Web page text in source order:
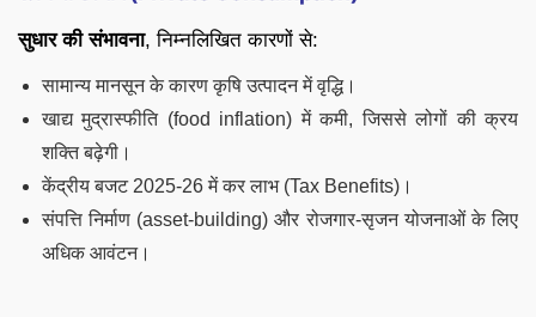
सुधार की संभावना, निम्नलिखित कारणों से:
सामान्य मानसून के कारण कृषि उत्पादन में वृद्धि।
खाद्य मुद्रास्फीति (food inflation) में कमी, जिससे लोगों की क्रय
शक्ति बढ़ेगी।
केंद्रीय बजट 2025-26 में कर लाभ (Tax Benefits)।
संपत्ति निर्माण (asset-building) और रोजगार-सृजन योजनाओं के लिए
अधिक आवंटन।